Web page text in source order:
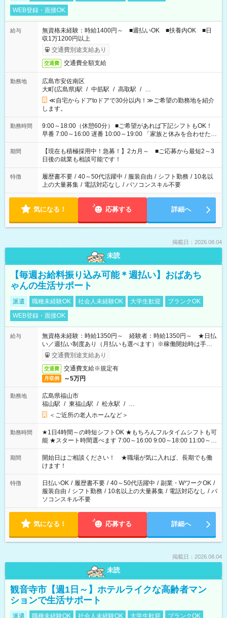
WEB登録・面接OK
給与
無資格未経験：時給1400円～ ■週払いOK ■扶養内OK ■日
収1万1200円以上
交通費別途支給あり
交通費 交通費全額支給
勤務地
広島市安佐南区
大町(広島県)駅 / 中筋駅 / 高取駅 / …
≪自宅からドアtoドアで30分以内！≫ご希望の勤務地を紹介
します。
勤務時間
9:00～18:00（休憩60分） ■ご希望があれば下記シフトもOK！
早番 7:00～16:00 遅番 10:00～19:00 「家族と休みを合わせた
い」 「余裕を持って夕飯の準備がしたい」 「できれば残業はし
たくない」 など、ご希望を教えてくださいね。 ※Wワーク希望
の方へ 今ご覧のお仕事で希望する勤務時間と、もう1つのお仕事
の勤務時間。 合計で週40時間を超える場合は応募できません。
期間
【現在も積極採用中！急募！】2カ月～ ■ご応募から最短2～3
日後の就業も相談可能です！
特徴 履歴書不要 / 40～50代活躍中 / 服装自由 / シフト勤務 / 10名以
上の大量募集 / 電話対応なし / パソコンスキル不要
気になる！ 応募する 詳細へ
掲載日：2026.08.04
未読
【毎週お給料振り込み可能＊週払い】おばあち
ゃんの生活サポート
派遣 職種未経験OK 社会人未経験OK 大学生歓迎
ブランクOK
WEB登録・面接OK
給与
無資格未経験：時給1350円～ 経験者：時給1350円～ ★日払
い／週払い制度あり（月払いも選べます）※稼働開始時は手続き
完了次第のお支払いとなります。
交通費別途支給あり
交通費 交通費支給※規定有
月収例 ～5万円
勤務地
広島県福山市
福山駅 / 東福山駅 / 松永駅 / …
＜ご近所の老人ホームなど＞
勤務時間
★1日4時間～の時短シフトOK ★もちろんフルタイムシフトも可
能 ★スタート時間選べます 7:00～16:00 9:00～18:00 11:00～
20:00 など 残業なし！ ※Wワークの場合、他のお仕事と合わせ
週40時間超の就業はご案内できません ※法令に基づき、週20時
間以上勤務は社会保険への加入対象となります ※労働者派遣法
（日雇い派遣の原則禁止）により、短時間・短期間の就業はご
案内が難しい場合があります
期間
開始日はご相談ください！ ★職場が気に入れば、長期でも働
けます！
特徴 日払いOK / 履歴書不要 / 40～50代活躍中 / 副業・WワークOK /
服装自由 / シフト勤務 / 10名以上の大量募集 / 電話対応なし / パ
ソコンスキル不要
気になる！ 応募する 詳細へ
掲載日：2026.08.04
未読
観音寺市【週1日～】ホテルライクな高齢者マン
ションで生活サポート
派遣 職種未経験OK 社会人未経験OK 大学生歓迎 ブランクOK